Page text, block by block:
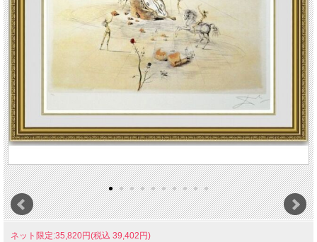
ネット限定:35,820円(税込 39,402円)